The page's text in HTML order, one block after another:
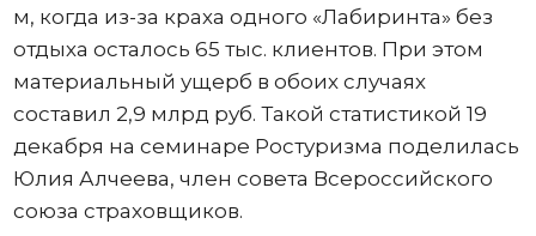
м, когда из-за краха одного «Лабиринта» без
отдыха осталось 65 тыс. клиентов. При этом
материальный ущерб в обоих случаях
составил 2,9 млрд руб. Такой статистикой 19
декабря на семинаре Ростуризма поделилась
Юлия Алчеева, член совета Всероссийского
союза страховщиков.